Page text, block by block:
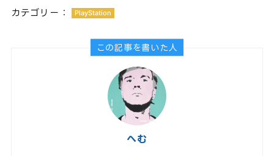
カテゴリー： PlayStation
この記事を書いた人
へむ